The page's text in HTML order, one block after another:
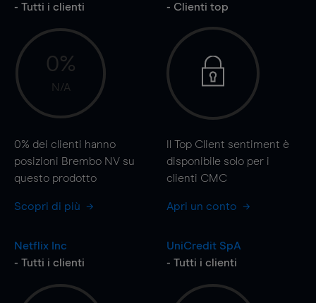
- Tutti i clienti
0%
N/A
0% dei clienti hanno
posizioni Brembo NV su
questo prodotto
Scopri di più
- Clienti top
Il Top Client sentiment è
disponibile solo per i
clienti CMC
Apri un conto
Netflix Inc
- Tutti i clienti
UniCredit SpA
- Tutti i clienti